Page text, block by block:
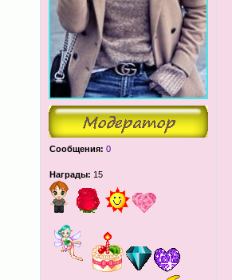
Сообщения: 0
Награды: 15